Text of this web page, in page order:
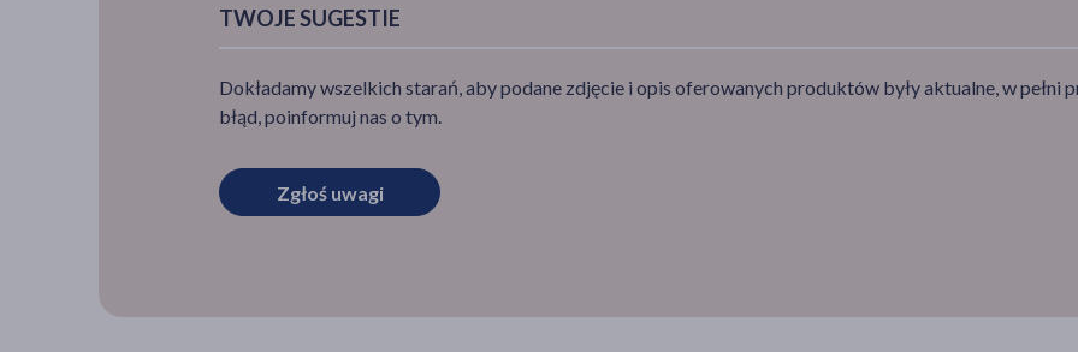
TWOJE SUGESTIE
Dokładamy wszelkich starań, aby podane zdjęcie i opis oferowanych produktów były aktualne, w pełni
błąd, poinformuj nas o tym.
Zgłoś uwagi